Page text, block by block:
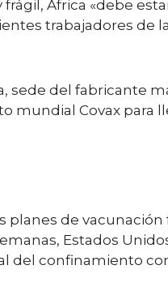
África «debe
trabajadores de
sede del fabricante
Covax para
planes de
Estados
del confinamiento